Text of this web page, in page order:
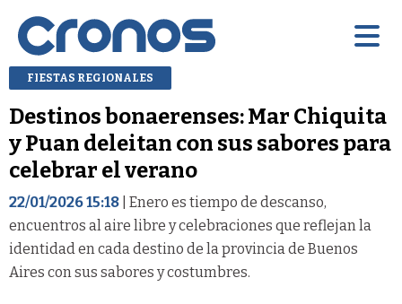
FIESTAS REGIONALES
Destinos bonaerenses: Mar Chiquita
y Puan deleitan con sus sabores para
celebrar el verano
22/01/2026 15:18 | Enero es tiempo de descanso,
encuentros al aire libre y celebraciones que reflejan la
identidad en cada destino de la provincia de Buenos
Aires con sus sabores y costumbres.